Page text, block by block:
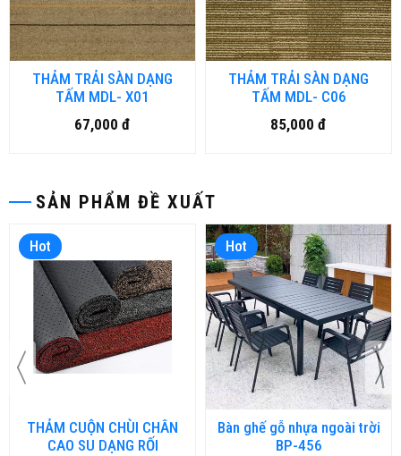
SẢN PHẨM ĐỀ XUẤT
Hot
THẢM CUỘN CHÙI CHÂN
CAO SU DẠNG RỐI
Hot
Bàn ghế gỗ nhựa ngoài trời
BP-456
THẢM TRẢI SÀN DẠNG
TẤM MDL- X01
67,000 đ
THẢM TRẢI SÀN DẠNG
TẤM MDL- C06
85,000 đ